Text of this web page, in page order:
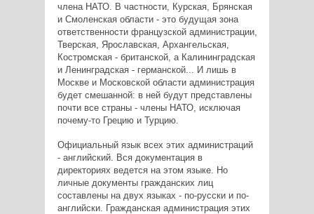
члена НАТО. В частности, Курская, Брянская
и Смоленская области - это будущая зона
ответственности французской администрации,
Тверская, Ярославская, Архангельская,
Костромская - британской, а Калининградская
и Ленинградская - германской... И лишь в
Москве и Московской области администрация
будет смешанной: в ней будут представлены
почти все страны - члены НАТО, исключая
почему-то Грецию и Турцию.
Официальный язык всех этих администраций
- английский. Вся документация в
директориях ведется на этом языке. Но
личные документы гражданских лиц
составлены на двух языках - по-русски и по-
английски. Гражданская администрация этих